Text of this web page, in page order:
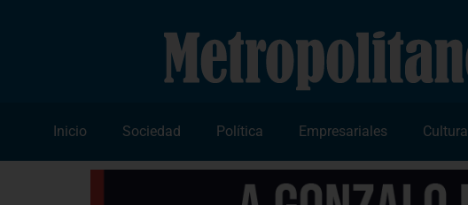
Inicio Sociedad Política Empresariales Cultura